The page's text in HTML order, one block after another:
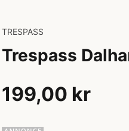
TRESPASS
Trespass
199,00 kr